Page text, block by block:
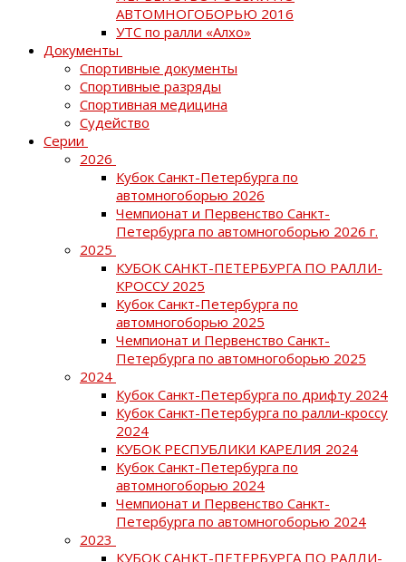
АВТОМНОГОБОРЬЮ 2016
УТС по ралли «Алхо»
Документы
Спортивные документы
Спортивные разряды
Спортивная медицина
Судейство
Серии
2026
Кубок Санкт-Петербурга по
автомногоборью 2026
Чемпионат и Первенство Санкт-
Петербурга по автомногоборью 2026 г.
2025
КУБОК САНКТ-ПЕТЕРБУРГА ПО РАЛЛИ-
КРОССУ 2025
Кубок Санкт-Петербурга по
автомногоборью 2025
Чемпионат и Первенство Санкт-
Петербурга по автомногоборью 2025
2024
Кубок Санкт-Петербурга по дрифту 2024
Кубок Санкт-Петербурга по ралли-кроссу
2024
КУБОК РЕСПУБЛИКИ КАРЕЛИЯ 2024
Кубок Санкт-Петербурга по
автомногоборью 2024
Чемпионат и Первенство Санкт-
Петербурга по автомногоборью 2024
2023
КУБОК САНКТ-ПЕТЕРБУРГА ПО РАЛЛИ-